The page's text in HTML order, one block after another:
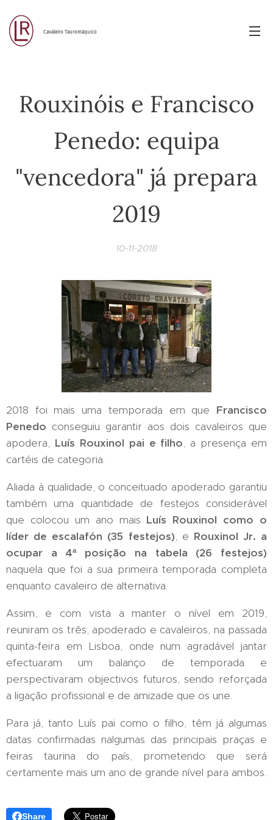
Cavaleiro Tauromáquico
Rouxinóis e Francisco
Penedo: equipa
"vencedora" já prepara
2019
10-11-2018
2018 foi mais uma temporada em que Francisco
Penedo conseguiu garantir aos dois cavaleiros que
apodera, Luís Rouxinol pai e filho, a presença em
cartéis de categoria.
Aliada à qualidade, o conceituado apoderado garantiu
também uma quantidade de festejos considerável
que colocou um ano mais Luís Rouxinol como o
líder de escalafón (35 festejos), e Rouxinol Jr. a
ocupar a 4ª posição na tabela (26 festejos)
naquela que foi a sua primeira temporada completa
enquanto cavaleiro de alternativa.
Assim, e com vista a manter o nível em 2019,
reuniram os três, apoderado e cavaleiros, na passada
quinta-feira em Lisboa, onde num agradável jantar
efectuaram um balanço de temporada e
perspectivaram objectivos futuros, sendo reforçada
a ligação profissional e de amizade que os une.
Para já, tanto Luís pai como o filho, têm já algumas
datas confirmadas nalgumas das principais praças e
feiras taurina do país, prometendo que será
certamente mais um ano de grande nível para ambos.
Share